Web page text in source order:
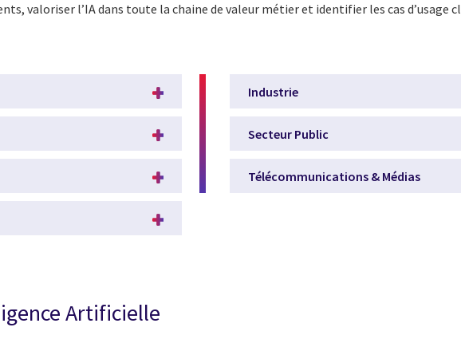
valoriser l’IA dans toute la chaine de valeur métier et identifier les cas d’usage
Industrie
Secteur Public
Télécommunications & Médias
Artificielle